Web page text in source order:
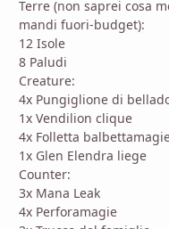
Terre (non saprei cosa
mandi fuori-budget):
12 Isole
8 Paludi
Creature:
4x Pungiglione di
1x Vendilion clique
4x Folletta
1x Glen Elendra liege
Counter:
3x Mana Leak
4x Perforamagie